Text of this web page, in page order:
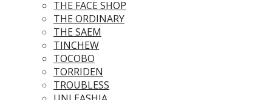
THE FACE SHOP
THE ORDINARY
THE SAEM
TINCHEW
TOCOBO
TORRIDEN
TROUBLESS